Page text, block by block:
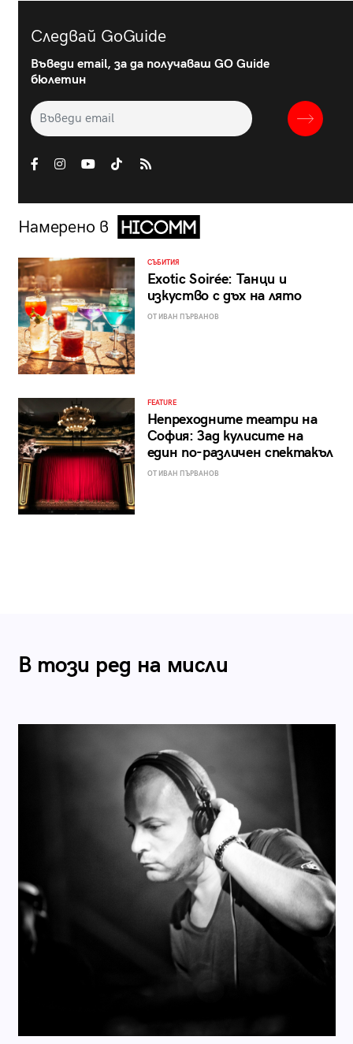
Следвай GoGuide
Въведи email, за да получаваш GO Guide
бюлетин
Намерено в
СЪБИТИЯ
Exotic Soirée: Танци и
изкуство с дъх на лято
ОТ ИВАН ПЪРВАНОВ
FEATURE
Непреходните театри на
София: Зад кулисите на
един по-различен спектакъл
ОТ ИВАН ПЪРВАНОВ
В този ред на мисли